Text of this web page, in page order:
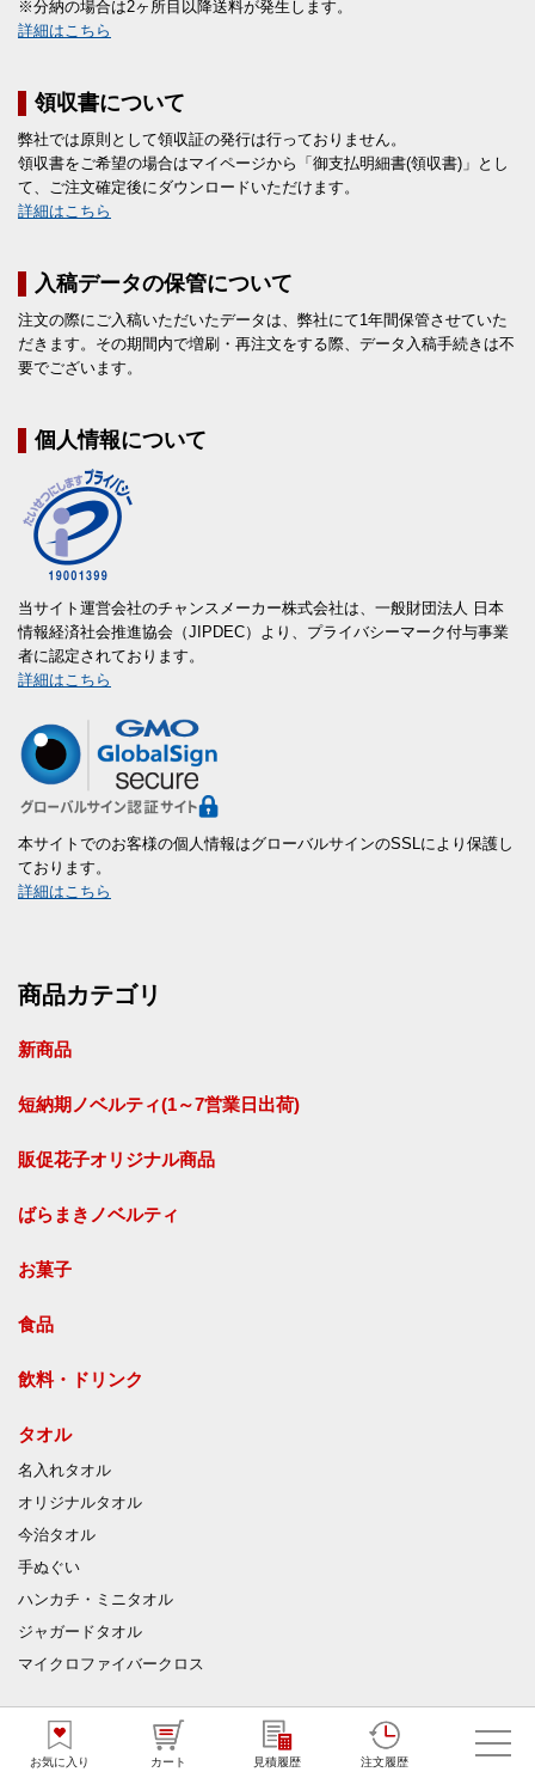
お気に入り カート 見積履歴 注文履歴
※分納の場合は2ヶ所目以降送料が発生します。
詳細はこちら
領収書について
弊社では原則として領収証の発行は行っておりません。
領収書をご希望の場合はマイページから「御支払明細書(領収書)」とし
て、ご注文確定後にダウンロードいただけます。
詳細はこちら
入稿データの保管について
注文の際にご入稿いただいたデータは、弊社にて1年間保管させていた
だきます。その期間内で増刷・再注文をする際、データ入稿手続きは不
要でございます。
個人情報について
当サイト運営会社のチャンスメーカー株式会社は、一般財団法人 日本
情報経済社会推進協会（JIPDEC）より、プライバシーマーク付与事業
者に認定されております。
詳細はこちら
本サイトでのお客様の個人情報はグローバルサインのSSLにより保護し
ております。
詳細はこちら
商品カテゴリ
新商品
短納期ノベルティ(1～7営業日出荷)
販促花子オリジナル商品
ばらまきノベルティ
お菓子
食品
飲料・ドリンク
タオル
名入れタオル
オリジナルタオル
今治タオル
手ぬぐい
ハンカチ・ミニタオル
ジャガードタオル
マイクロファイバークロス
竹うちわ